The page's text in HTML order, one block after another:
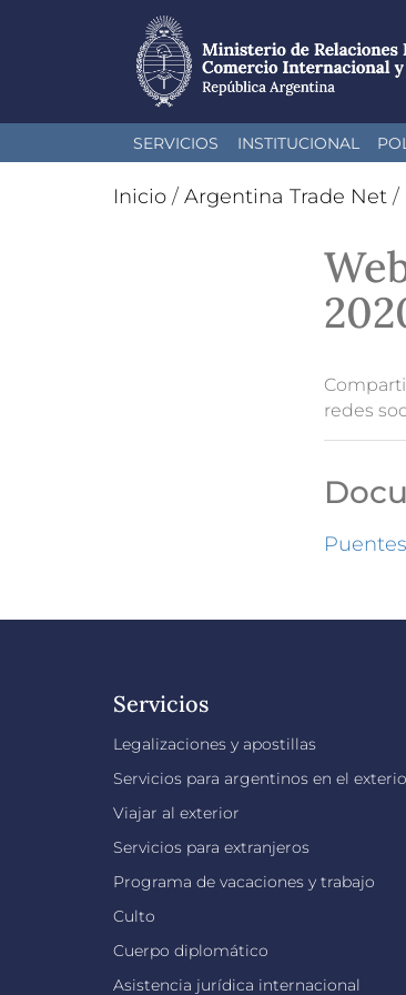
al
SERVICIOS INSTITUCIONAL
Inicio / Argentina Trade Net /
redes
Servicios
Legalizaciones y apostillas
Servicios para argentinos en el
Viajar al exterior
Servicios para extranjeros
Programa de vacaciones y trabajo
Culto
Cuerpo diplomático
Asistencia jurídica internacional